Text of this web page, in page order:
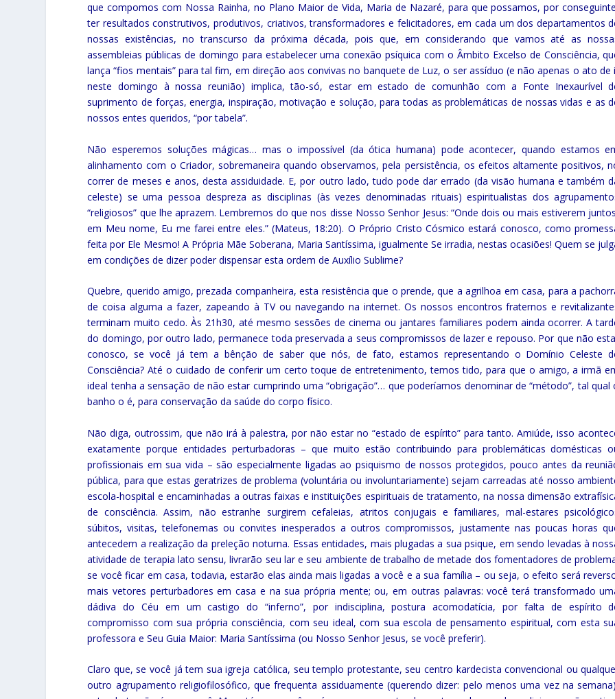
que compomos com Nossa Rainha, no Plano Maior de Vida, Maria de Nazaré, para que possamos, por
ter resultados construtivos, produtivos, criativos, transformadores e felicitadores, em cada um dos departamentos
nossas existências, no transcurso da próxima década, pois que, em considerando que vamos até as
assembleias públicas de domingo para estabelecer uma conexão psíquica com o Âmbito Excelso de Consciência,
lança “fios mentais” para tal fim, em direção aos convivas no banquete de Luz, o ser assíduo (e não apenas o ato de
neste domingo à nossa reunião) implica, tão-só, estar em estado de comunhão com a Fonte Inexaurível
suprimento de forças, energia, inspiração, motivação e solução, para todas as problemáticas de nossas vidas e as
nossos entes queridos, “por tabela”.
Não esperemos soluções mágicas… mas o impossível (da ótica humana) pode acontecer, quando estamos
alinhamento com o Criador, sobremaneira quando observamos, pela persistência, os efeitos altamente positivos,
correr de meses e anos, desta assiduidade. E, por outro lado, tudo pode dar errado (da visão humana e também
celeste) se uma pessoa despreza as disciplinas (às vezes denominadas rituais) espiritualistas dos
“religiosos” que lhe aprazem. Lembremos do que nos disse Nosso Senhor Jesus: “Onde dois ou mais estiverem
em Meu nome, Eu me farei entre eles.” (Mateus, 18:20). O Próprio Cristo Cósmico estará conosco, como
feita por Ele Mesmo! A Própria Mãe Soberana, Maria Santíssima, igualmente Se irradia, nestas ocasiões! Quem se
em condições de dizer poder dispensar esta ordem de Auxílio Sublime?
Quebre, querido amigo, prezada companheira, esta resistência que o prende, que a agrilhoa em casa, para a
de coisa alguma a fazer, zapeando à TV ou navegando na internet. Os nossos encontros fraternos e
terminam muito cedo. Às 21h30, até mesmo sessões de cinema ou jantares familiares podem ainda ocorrer. A
do domingo, por outro lado, permanece toda preservada a seus compromissos de lazer e repouso. Por que não
conosco, se você já tem a bênção de saber que nós, de fato, estamos representando o Domínio Celeste
Consciência? Até o cuidado de conferir um certo toque de entretenimento, temos tido, para que o amigo, a irmã
ideal tenha a sensação de não estar cumprindo uma “obrigação”… que poderíamos denominar de “método”, tal qual
banho o é, para conservação da saúde do corpo físico.
Não diga, outrossim, que não irá à palestra, por não estar no “estado de espírito” para tanto. Amiúde, isso
exatamente porque entidades perturbadoras – que muito estão contribuindo para problemáticas domésticas
profissionais em sua vida – são especialmente ligadas ao psiquismo de nossos protegidos, pouco antes da
pública, para que estas geratrizes de problema (voluntária ou involuntariamente) sejam carreadas até nosso
escola-hospital e encaminhadas a outras faixas e instituições espirituais de tratamento, na nossa dimensão
de consciência. Assim, não estranhe surgirem cefaleias, atritos conjugais e familiares, mal-estares
súbitos, visitas, telefonemas ou convites inesperados a outros compromissos, justamente nas poucas horas
antecedem a realização da preleção noturna. Essas entidades, mais plugadas a sua psique, em sendo levadas à
atividade de terapia lato sensu, livrarão seu lar e seu ambiente de trabalho de metade dos fomentadores de
se você ficar em casa, todavia, estarão elas ainda mais ligadas a você e a sua família – ou seja, o efeito será
mais vetores perturbadores em casa e na sua própria mente; ou, em outras palavras: você terá transformado
dádiva do Céu em um castigo do “inferno”, por indisciplina, postura acomodatícia, por falta de espírito
compromisso com sua própria consciência, com seu ideal, com sua escola de pensamento espiritual, com esta
professora e Seu Guia Maior: Maria Santíssima (ou Nosso Senhor Jesus, se você preferir).
Claro que, se você já tem sua igreja católica, seu templo protestante, seu centro kardecista convencional ou
outro agrupamento religiofilosófico, que frequenta assiduamente (querendo dizer: pelo menos uma vez na